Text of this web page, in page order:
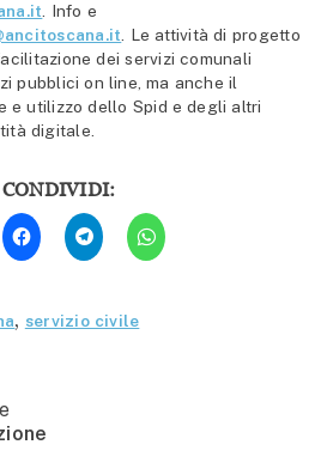
. Info e
. Le attività di progetto
dei servizi comunali
pubblici on line, ma anche il
e utilizzo dello Spid e degli altri
digitale.
CONDIVIDI:
Fai
clic
per
condividere
(Si
apre
Fai
clic
per
condividere
(Si
apre
Fai
clic
per
, servizio civile